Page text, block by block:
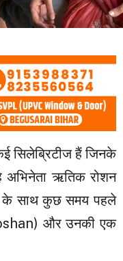
सिलेब्रिटीज हैं जिनके
अभिनेता ऋतिक रोशन
के साथ कुछ समय पहले
और उनकी एक